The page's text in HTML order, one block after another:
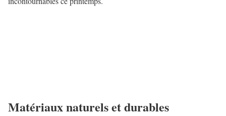
Matériaux naturels et durables